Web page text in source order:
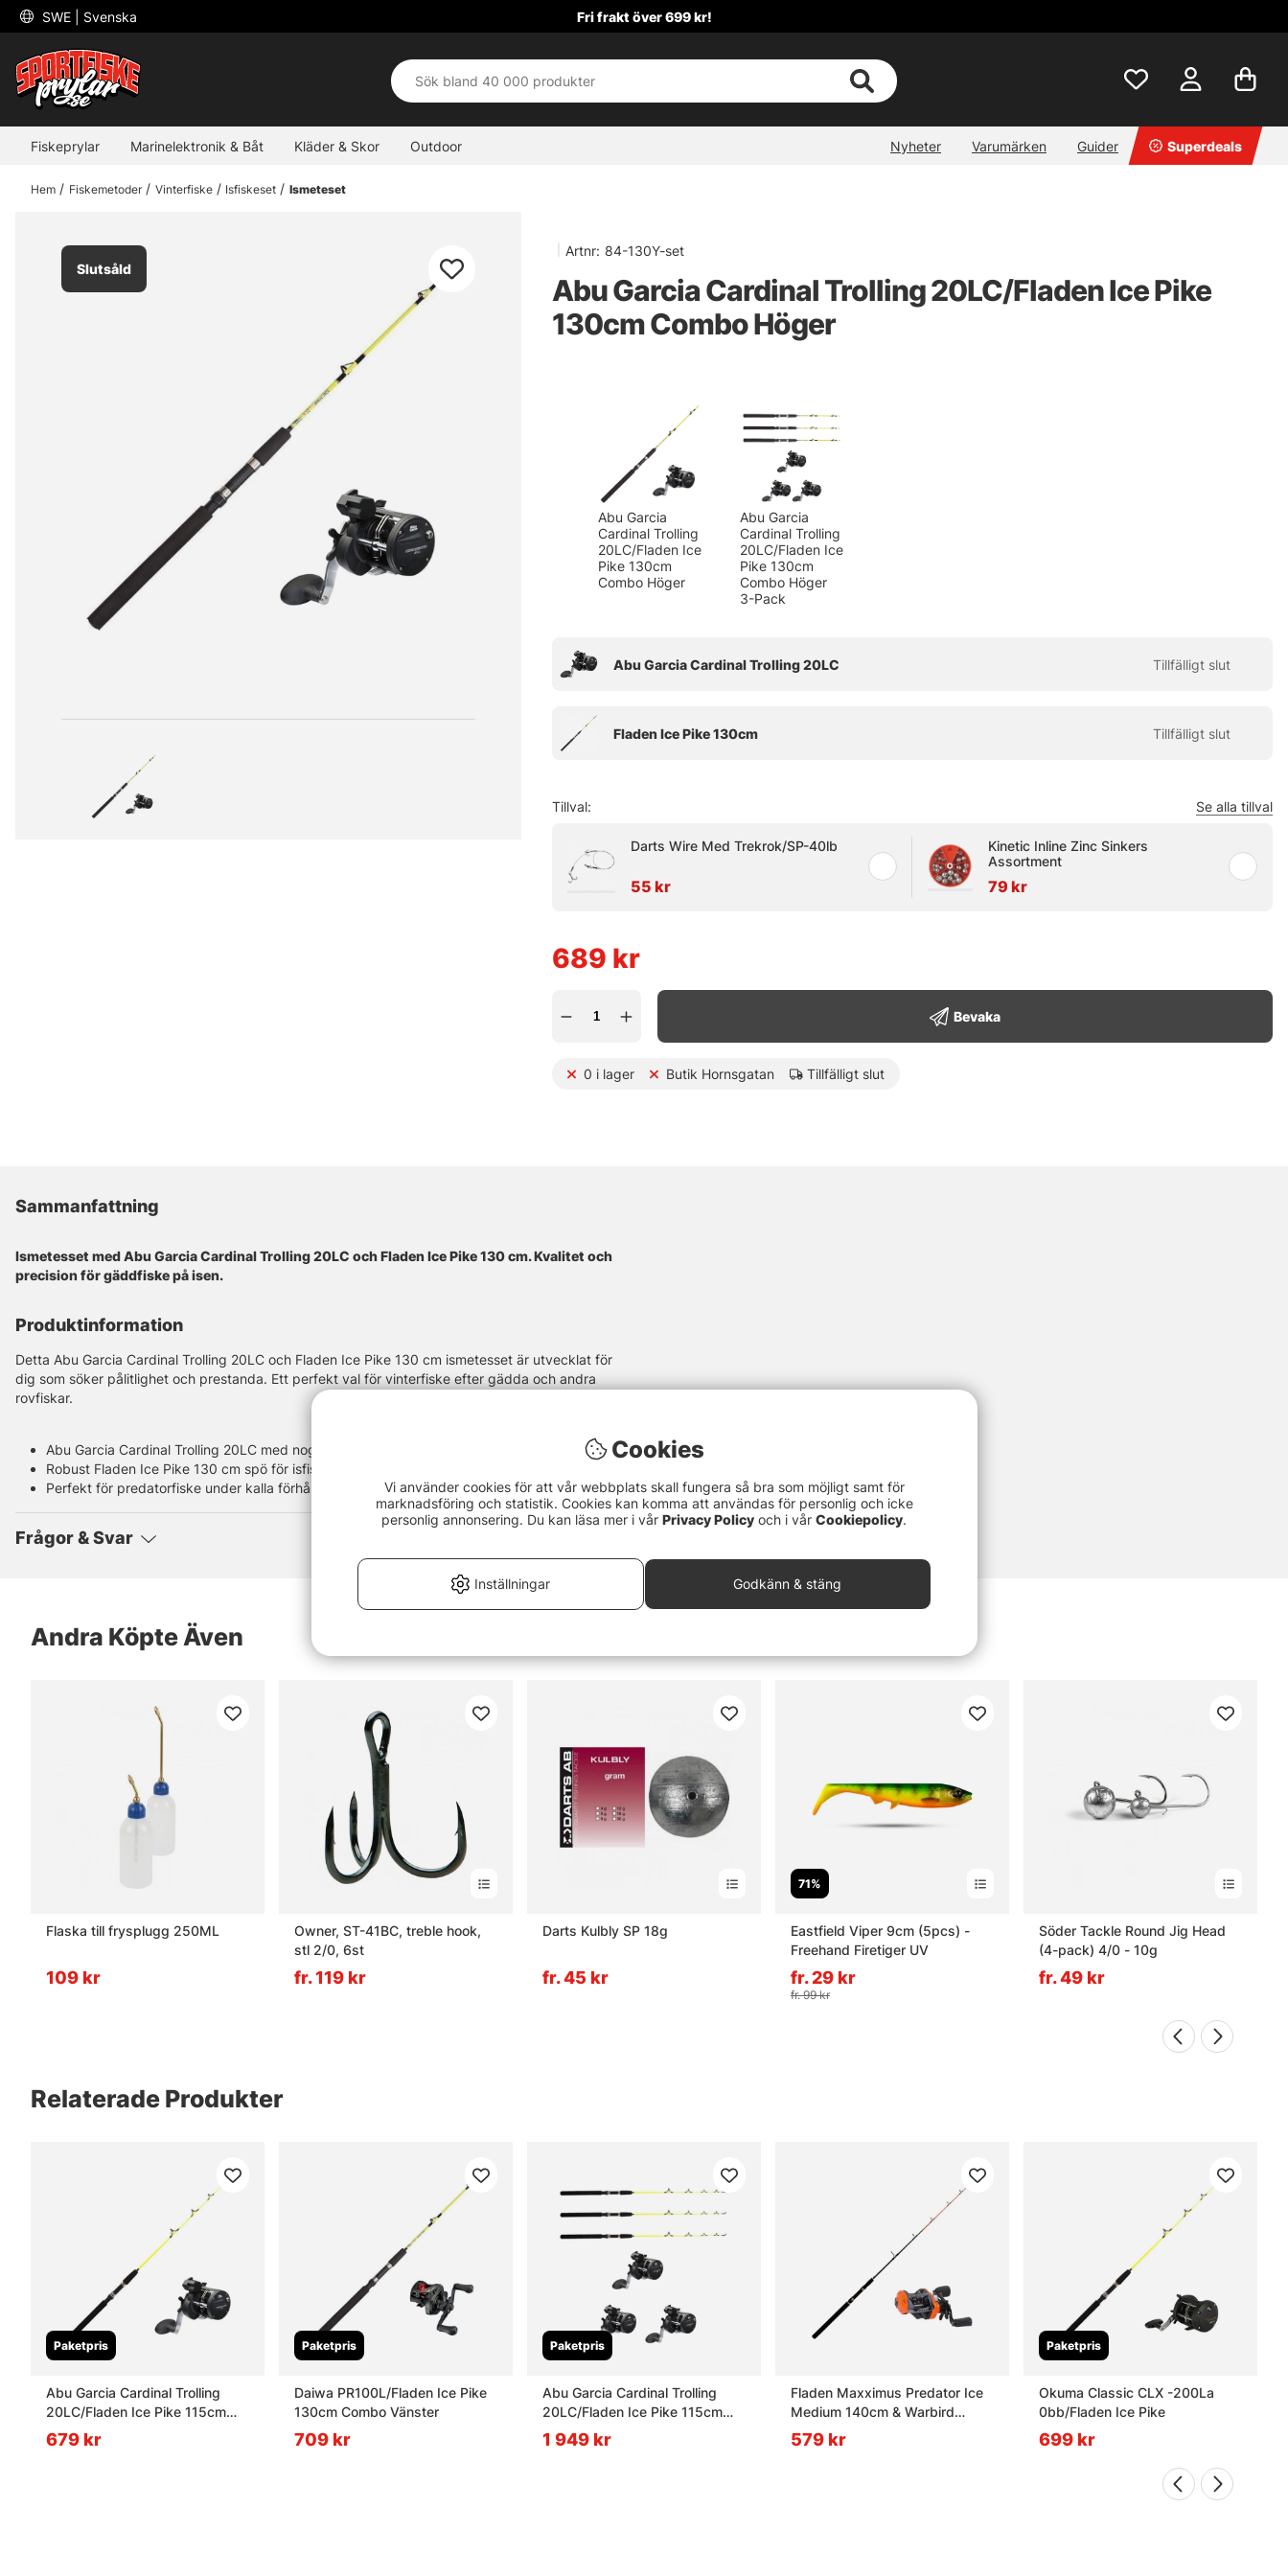
SWE | Svenska Fri frakt över 699 kr!
Fiskeprylar Marinelektronik & Båt Kläder & Skor Outdoor Nyheter Varumärken Guider Superdeals
Hem Fiskemetoder Vinterfiske Isfiskeset Ismeteset
Slutsåld
Artnr: 84-130Y-set
Abu Garcia Cardinal Trolling 20LC/Fladen Ice Pike
130cm Combo Höger
Abu Garcia
Cardinal Trolling
20LC/Fladen Ice
Pike 130cm
Combo Höger
Abu Garcia
Cardinal Trolling
20LC/Fladen Ice
Pike 130cm
Combo Höger
3-Pack
Tillval: Se alla tillval
Darts Wire Med Trekrok/SP-40lb
55 kr
Kinetic Inline Zinc Sinkers
Assortment
79 kr
689 kr
Bevaka
0 i lager Butik Hornsgatan Tillfälligt slut
Sammanfattning
Ismetesset med Abu Garcia Cardinal Trolling 20LC och Fladen Ice Pike 130 cm. Kvalitet och
precision för gäddfiske på isen.
Produktinformation
Detta Abu Garcia Cardinal Trolling 20LC och Fladen Ice Pike 130 cm ismetesset är utvecklat för
dig som söker pålitlighet och prestanda. Ett perfekt val för vinterfiske efter gädda och andra
rovfiskar.
Abu Garcia Cardinal Trolling 20LC med noggrann linräknare
Robust Fladen Ice Pike 130 cm spö för isfiske
Perfekt för predatorfiske under kalla förhållanden
Frågor & Svar
Andra Köpte Även
Flaska till frysplugg 250ML
109 kr
Owner, ST-41BC, treble hook,
stl 2/0, 6st
fr. 119 kr
Darts Kulbly SP 18g
fr. 45 kr
71%
Eastfield Viper 9cm (5pcs) -
Freehand Firetiger UV
fr. 29 kr
fr. 99 kr
Söder Tackle Round Jig Head
(4-pack) 4/0 - 10g
fr. 49 kr
Relaterade Produkter
Paketpris
Abu Garcia Cardinal Trolling
20LC/Fladen Ice Pike 115cm
Combo Höger
679 kr
Paketpris
Daiwa PR100L/Fladen Ice Pike
130cm Combo Vänster
709 kr
Paketpris
Abu Garcia Cardinal Trolling
20LC/Fladen Ice Pike 115cm
Combo Höger 3-Pack
1 949 kr
Fladen Maxximus Predator Ice
Medium 140cm & Warbird
Combo
579 kr
Paketpris
Okuma Classic CLX -200La
0bb/Fladen Ice Pike
699 kr
Cookies
Vi använder cookies för att vår webbplats skall fungera så bra som möjligt samt för
marknadsföring och statistik. Cookies kan komma att användas för personlig och icke
personlig annonsering. Du kan läsa mer i vår Privacy Policy och i vår Cookiepolicy.
Inställningar Godkänn & stäng